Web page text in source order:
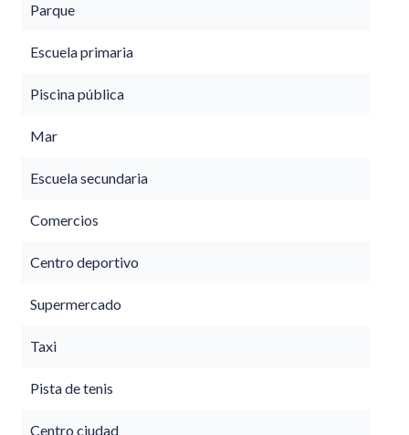
Parque
Escuela primaria
Piscina pública
Mar
Escuela secundaria
Comercios
Centro deportivo
Supermercado
Taxi
Pista de tenis
Centro ciudad